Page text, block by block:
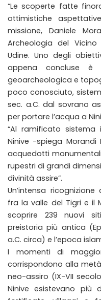
“Le scoperte fatte
ottimistiche
missione, Daniele
Archeologia del Vicino
Udine. Uno degli
appena concluse è
geoarcheologica e
poco conosciuto,
sec. a.C. dal sovrano
per portare l’acqua a
“Al ramificato sistema
Ninive -spiega
acquedotti
rupestri di grandi
divinità assire”.
Un’intensa
fra la valle del Tigri e il
scoprire 239 nuovi
preistoria più antica
a.C. circa) e l’epoca
I momenti di
corrispondono alla
neo-assiro (IX-VII
Ninive esistevano